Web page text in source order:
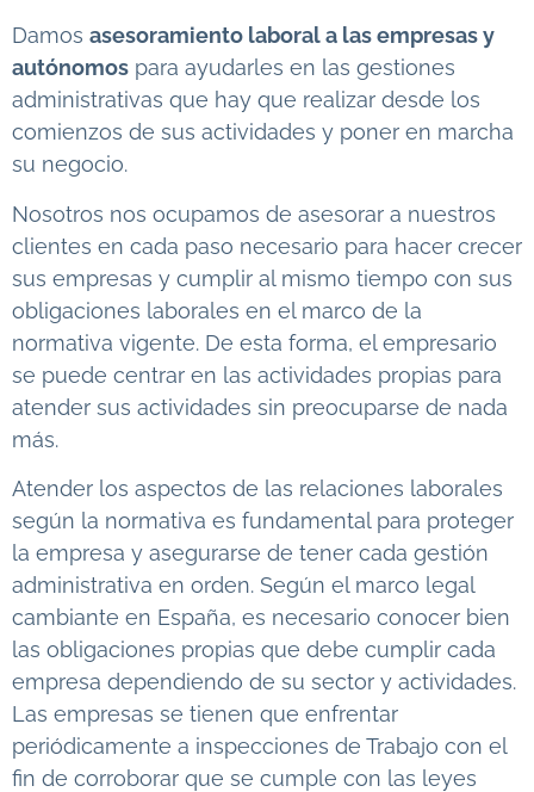
Damos asesoramiento laboral a las empresas y
autónomos para ayudarles en las gestiones
administrativas que hay que realizar desde los
comienzos de sus actividades y poner en marcha
su negocio.
Nosotros nos ocupamos de asesorar a nuestros
clientes en cada paso necesario para hacer crecer
sus empresas y cumplir al mismo tiempo con sus
obligaciones laborales en el marco de la
normativa vigente. De esta forma, el empresario
se puede centrar en las actividades propias para
atender sus actividades sin preocuparse de nada
más.
Atender los aspectos de las relaciones laborales
según la normativa es fundamental para proteger
la empresa y asegurarse de tener cada gestión
administrativa en orden. Según el marco legal
cambiante en España, es necesario conocer bien
las obligaciones propias que debe cumplir cada
empresa dependiendo de su sector y actividades.
Las empresas se tienen que enfrentar
periódicamente a inspecciones de Trabajo con el
fin de corroborar que se cumple con las leyes